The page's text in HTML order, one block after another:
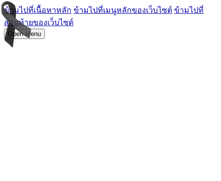
ข้ามไปที่เนื้อหาหลัก ข้ามไปที่เมนูหลักของเว็บไซต์ ข้ามไปที่
ส่วนท้ายของเว็บไซต์
Open Menu